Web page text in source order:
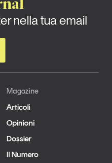
nella tua email
Magazine
Articoli
Opinioni
Dossier
Il Numero